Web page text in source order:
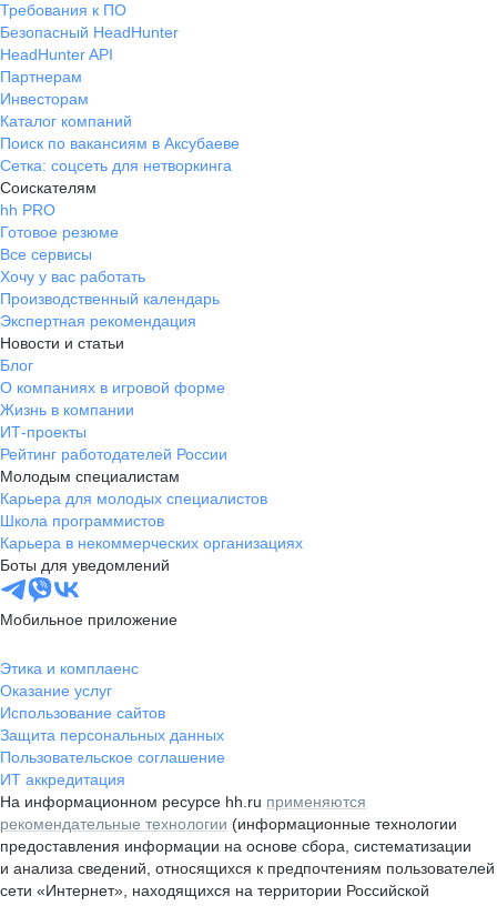
Требования к ПО
Безопасный HeadHunter
HeadHunter API
Партнерам
Инвесторам
Каталог компаний
Поиск по вакансиям в Аксубаеве
Сетка: соцсеть для нетворкинга
Соискателям
hh PRO
Готовое резюме
Все сервисы
Хочу у вас работать
Производственный календарь
Экспертная рекомендация
Новости и статьи
Блог
О компаниях в игровой форме
Жизнь в компании
ИТ-проекты
Рейтинг работодателей России
Молодым специалистам
Карьера для молодых специалистов
Школа программистов
Карьера в некоммерческих организациях
Боты для уведомлений
Мобильное приложение
Этика и комплаенс
Оказание услуг
Использование сайтов
Защита персональных данных
Пользовательское соглашение
ИТ аккредитация
На информационном ресурсе hh.ru применяются
рекомендательные технологии (информационные технологии
предоставления информации на основе сбора, систематизации
и анализа сведений, относящихся к предпочтениям пользователей
сети «Интернет», находящихся на территории Российской